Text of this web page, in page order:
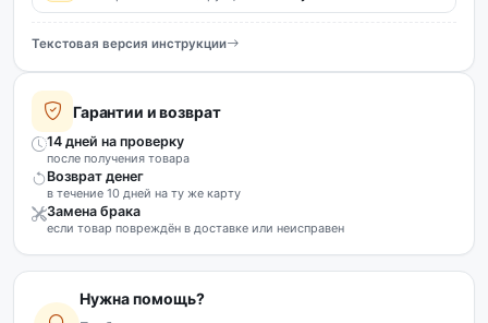
Текстовая версия инструкции
Гарантии и возврат
14 дней на проверку
после получения товара
Возврат денег
в течение 10 дней на ту же карту
Замена брака
если товар повреждён в доставке или неисправен
Нужна помощь?